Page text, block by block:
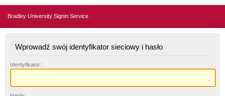
Bradley University Signin Service
Wprowadź swój identyfikator sieciowy i hasło
Identyfikator: